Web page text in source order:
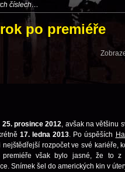
číslech…
po premiéře
25. prosince 2012, avšak na většinu
17. ledna 2013. Po úspěších
rozpočet ve své kariéře,
však bylo jasné, že to z
Snímek šel do amerických kin v